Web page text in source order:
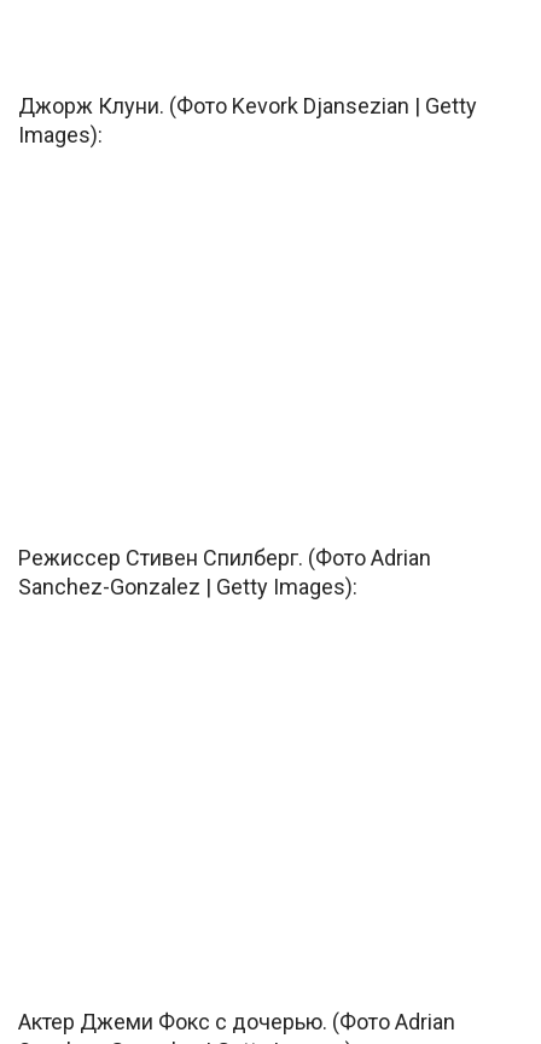
Джорж Клуни. (Фото Kevork Djansezian | Getty
Images):
Режиссер Стивен Спилберг. (Фото Adrian
Sanchez-Gonzalez | Getty Images):
Актер Джеми Фокс с дочерью. (Фото Adrian